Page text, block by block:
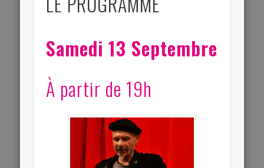
Samedi 13 Septembre
À partir de 19h